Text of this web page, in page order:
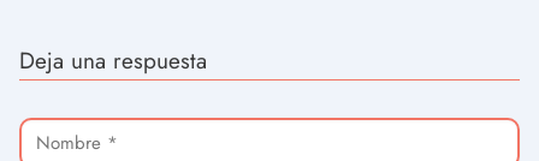
Deja una respuesta